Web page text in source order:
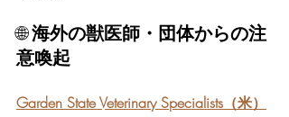
🌐 海外の獣医師・団体からの注
意喚起
Garden State Veterinary Specialists（米）